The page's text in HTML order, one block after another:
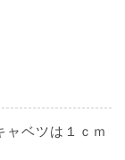
ャベツは１ｃｍ